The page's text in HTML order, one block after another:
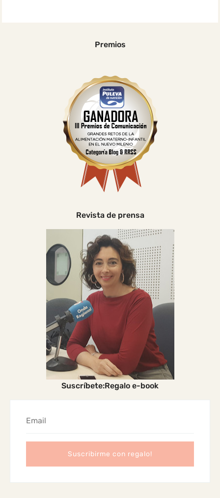
Premios
Revista de prensa
Suscríbete:Regalo e-book